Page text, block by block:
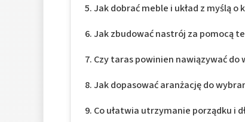
Jak dobrać meble i układ z myślą o
Jak zbudować nastrój za pomocą
Czy taras powinien nawiązywać do
Jak dopasować aranżację do
Co ułatwia utrzymanie porządku i